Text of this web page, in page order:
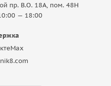
пр. В.О. 18A, пом. 48Н
— 18:00
Max